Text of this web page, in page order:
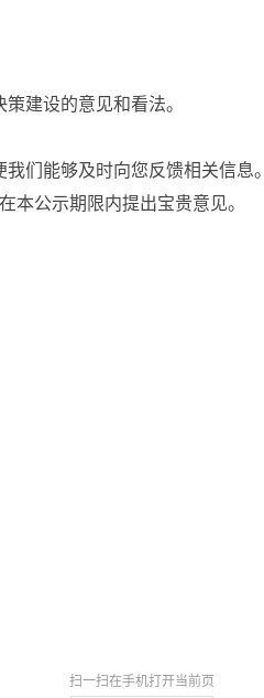
建设的意见和看法。
们能够及时向您反馈相关信息。
本公示期限内提出宝贵意见。
扫一扫在手机打开当前页